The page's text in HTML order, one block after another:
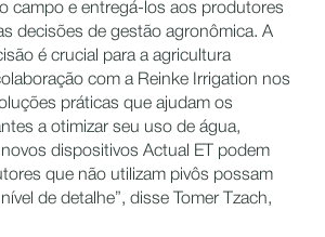
campo e entregá-los aos produtores
decisões de gestão agronômica. A
é crucial para a agricultura
com a Reinke Irrigation nos
práticas que ajudam os
a otimizar seu uso de água,
dispositivos Actual ET podem
que não utilizam pivôs possam
de detalhe”, disse Tomer Tzach,